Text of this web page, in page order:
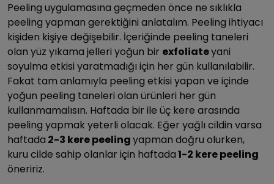
Peeling uygulamasına geçmeden önce ne sıklıkla
peeling yapman gerektiğini anlatalım. Peeling ihtiyacı
kişiden kişiye değişebilir. İçeriğinde peeling taneleri
olan yüz yıkama jelleri yoğun bir exfoliateyani
soyulma etkisi yaratmadığı için her gün kullanılabilir.
Fakat tam anlamıyla peeling etkisi yapan ve içinde
yoğun peeling taneleri olan ürünleri her gün
kullanmamalısın. Haftada bir ile üç kere arasında
peeling yapmak yeterli olacak. Eğer yağlı cildin varsa
haftada 2-3 kere peelingyapman doğru olurken,
kuru cilde sahip olanlar için haftada1-2 kere peeling
öneririz.